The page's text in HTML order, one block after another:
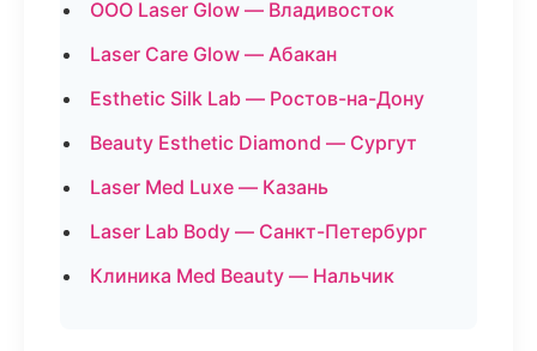
ООО Laser Glow — Владивосток
Laser Care Glow — Абакан
Esthetic Silk Lab — Ростов-на-Дону
Beauty Esthetic Diamond — Сургут
Laser Med Luxe — Казань
Laser Lab Body — Санкт-Петербург
Клиника Med Beauty — Нальчик